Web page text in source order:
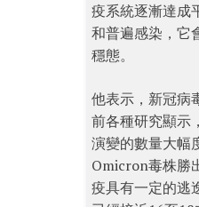
疫系統逐漸達成
和普遍感染，它
穩態。
他表示，新冠病
前各種研究顯示
演變的數量大幅
Omicron毒株勝
疫具有一定的逃